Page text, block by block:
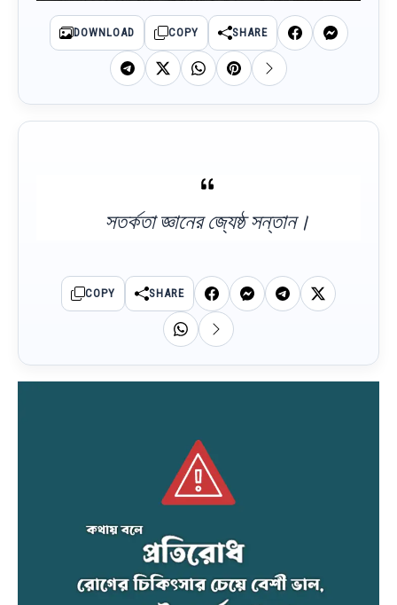
DOWNLOAD COPY SHARE
সতর্কতা জ্ঞানের জ্যেষ্ঠ সন্তান।
COPY SHARE